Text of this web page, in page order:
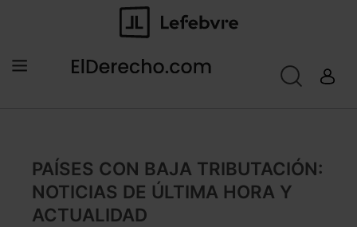
PAÍSES CON BAJA TRIBUTACIÓN:
NOTICIAS DE ÚLTIMA HORA Y
ACTUALIDAD